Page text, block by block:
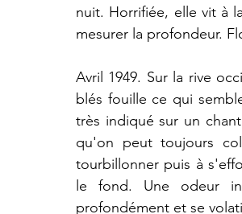
nuit. Horrifiée, elle vit à
mesurer la profondeur.
Avril 1949. Sur la rive
blés fouille ce qui
très indiqué sur un
qu'on peut toujours
tourbillonner puis à
le fond. Une odeur
profondément et se